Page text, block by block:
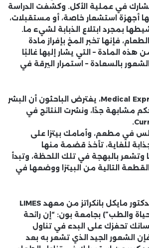
في عملية الأكل. وكشفت الدراسة
أجهزة استشعار خاصة، أو مستقبلات،
بمجرد ابتلاع الذبابة لشيء ما.
فإنها تخبر المخ بإفراز مادة
هذه المادة – التي يشار إليها غالبًا
بالسعادة – استمرار اليرقة في
وبحسب موقع Medical Express، يفترض الباحثون أن البشر
مشابهة جدًا، ونشرت النتائج في
في مطعم، وأمامك بيتزا على
للغاية، تأخذ قضمة منها
بالبهجة في تلك اللحظة، وتبدأ
التالية من البيتزا ووضعها في
يقول البروفيسور الدكتور مايكل بانكراتز من معهد LIMES
والطب”) بجامعة بون: “إن رائحة
تحفزك على البدء في تناول
الشعور الجيد الذي تشعر به بعد